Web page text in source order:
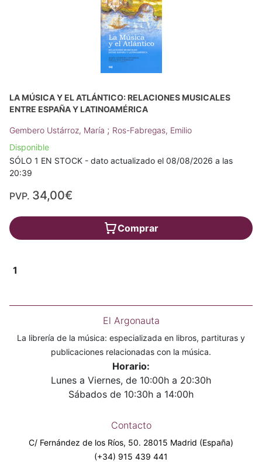
LA MÚSICA Y EL ATLÁNTICO: RELACIONES MUSICALES
ENTRE ESPAÑA Y LATINOAMÉRICA
Gembero Ustárroz, María ; Ros-Fabregas, Emilio
Disponible
SÓLO 1 EN STOCK - dato actualizado el 08/08/2026 a las
20:39
PVP. 34,00€
Comprar
1
El Argonauta
La librería de la música: especializada en libros, partituras y
publicaciones relacionadas con la música.
Horario:
Lunes a Viernes, de 10:00h a 20:30h
Sábados de 10:30h a 14:00h
Contacto
C/ Fernández de los Ríos, 50. 28015 Madrid (España)
(+34) 915 439 441